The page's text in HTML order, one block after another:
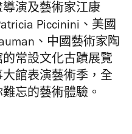
演及藝術家江康
Piccinini、美國
、中國藝術家陶
常設文化古蹟展覽
館表演藝術季，全
忘的藝術體驗。